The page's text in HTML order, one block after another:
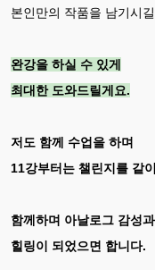
본인만의 작품을 남기시
완강을 하실 수 있게
최대한 도와드릴게요.
저도 함께 수업을 하며
11강부터는 챌린지를 같
함께하며 아날로그 감성과
힐링이 되었으면 합니다.